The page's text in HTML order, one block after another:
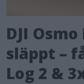
DJI
släppt –
Log 2 &